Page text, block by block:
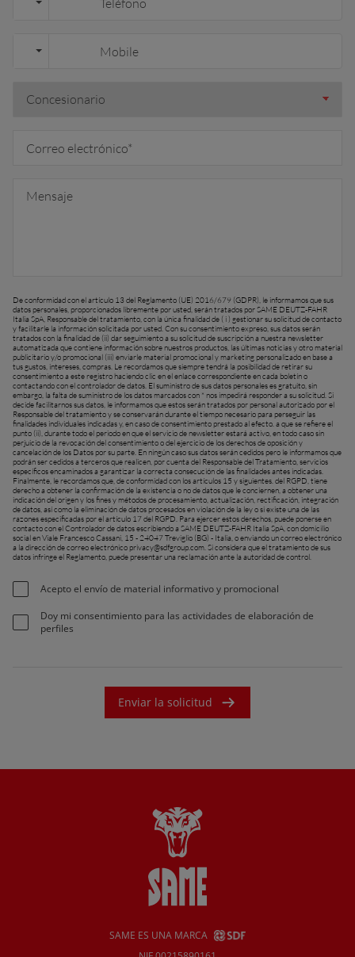
De conformidad con el artículo 13 del Reglamento (UE) 2016/679 (GDPR), le informamos que sus
datos personales, proporcionados libremente por usted, serán tratados por SAME DEUTZ-FAHR
Italia SpA, Responsable del tratamiento, con la única finalidad de ( i ) gestionar su solicitud de contacto
y facilitarle la información solicitada por usted. Con su consentimiento expreso, sus datos serán
tratados con la finalidad de (ii) dar seguimiento a su solicitud de suscripción a nuestra newsletter
automatizada que contiene información sobre nuestros productos, las últimas noticias y otro material
publicitario y/o promocional (iii) enviarle material promocional y marketing personalizado en base a
tus gustos, intereses, compras. Le recordamos que siempre tendrá la posibilidad de retirar su
consentimiento a este registro haciendo clic en el enlace correspondiente en cada boletín o
contactando con el controlador de datos. El suministro de sus datos personales es gratuito, sin
embargo, la falta de suministro de los datos marcados con * nos impedirá responder a su solicitud. Si
decide facilitarnos sus datos, le informamos que estos serán tratados por personal autorizado por el
Responsable del tratamiento y se conservarán durante el tiempo necesario para perseguir las
finalidades individuales indicadas y, en caso de consentimiento prestado al efecto. a que se refiere el
punto (ii), durante todo el periodo en que el servicio de newsletter estará activo, en todo caso sin
perjuicio de la revocación del consentimiento o del ejercicio de los derechos de oposición y
cancelación de los Datos por su parte. En ningún caso sus datos serán cedidos pero le informamos que
podrán ser cedidos a terceros que realicen, por cuenta del Responsable del Tratamiento, servicios
específicos encaminados a garantizar la correcta consecución de las finalidades antes indicadas.
Finalmente, le recordamos que, de conformidad con los artículos 15 y siguientes. del RGPD, tiene
derecho a obtener la confirmación de la existencia o no de datos que le conciernen, a obtener una
indicación del origen y los fines y métodos de procesamiento, actualización, rectificación, integración
de datos, así como la eliminación de datos procesados ​​en violación de la ley o si existe una de las
razones especificadas por el artículo 17 del RGPD. Para ejercer estos derechos, puede ponerse en
contacto con el Controlador de datos escribiendo a SAME DEUTZ-FAHR Italia SpA, con domicilio
social en Viale Francesco Cassani, 15 - 24047 Treviglio (BG) - Italia, o enviando un correo electrónico
a la dirección de correo electrónico privacy@sdfgroup.com. Si considera que el tratamiento de sus
datos infringe el Reglamento, puede presentar una reclamación ante la autoridad de control.
Acepto el envío de material informativo y promocional
Doy mi consentimiento para las actividades de elaboración de
perfiles
Enviar la solicitud
SAME ES UNA MARCA